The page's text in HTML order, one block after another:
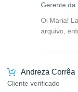
Gerente da
Oi Maria!
arquivo,
Andreza Corrêa
Cliente verificado